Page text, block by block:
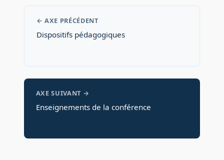
← AXE PRÉCÉDENT
Dispositifs pédagogiques
AXE SUIVANT →
Enseignements de la conférence